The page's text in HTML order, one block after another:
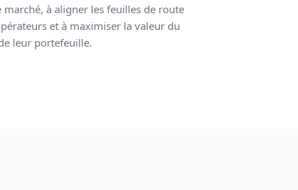
à aligner les feuilles de route
et à maximiser la valeur du
leur portefeuille.